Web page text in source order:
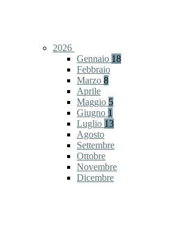
2026
Gennaio 18
Febbraio
Marzo 8
Aprile
Maggio 5
Giugno 1
Luglio 13
Agosto
Settembre
Ottobre
Novembre
Dicembre